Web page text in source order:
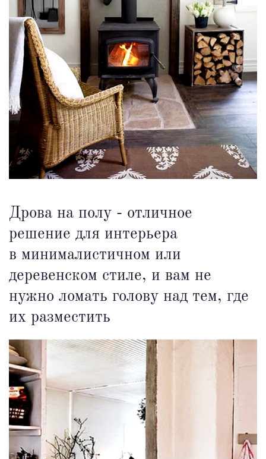
Дрова на полу - отличное
решение для интерьера
в минималистичном или
деревенском стиле, и вам не
нужно ломать голову над тем, где
их разместить